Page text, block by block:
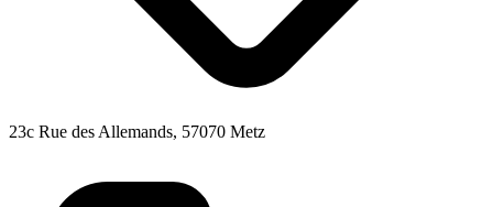
23c Rue des Allemands, 57070 Metz